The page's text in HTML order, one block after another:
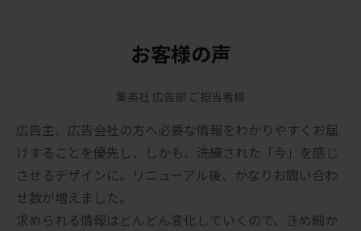
お客様の声
集英社 広告部 ご担当者様
広告主、広告会社の方へ必要な情報をわかりやすくお届
けすることを優先し、しかも、洗練された「今」を感じ
させるデザインに。リニューアル後、かなりお問い合わ
せ数が増えました。
求められる情報はどんどん変化していくので、きめ細か